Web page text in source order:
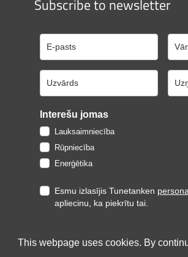
This webpage uses cookies. By
Subscribe to newsletter
Interešu jomas
Lauksaimniecība
Rūpniecība
Enerģētika
Esmu izlasījis Tunetanken
apliecinu, ka piekrītu tai.